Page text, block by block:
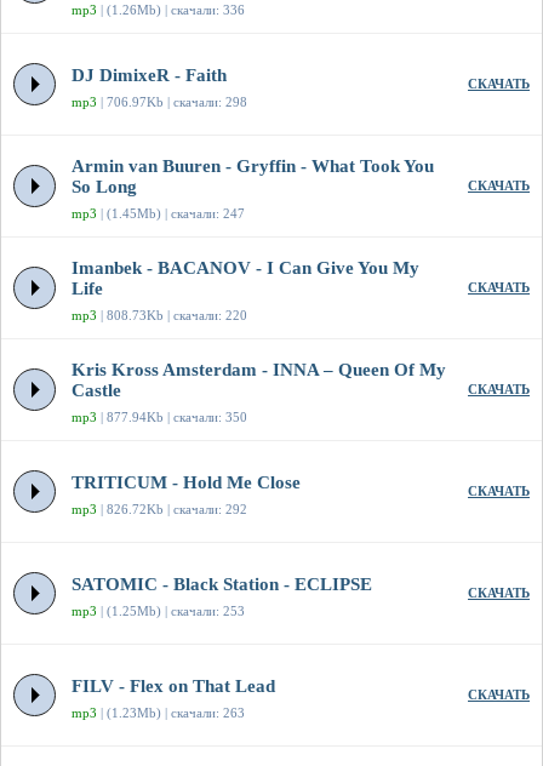
mp3 | (1.26Mb) | скачали: 336
DJ DimixeR - Faith
mp3 | 706.97Kb | скачали: 298
СКАЧАТЬ
Armin van Buuren - Gryffin - What Took You
So Long
mp3 | (1.45Mb) | скачали: 247
СКАЧАТЬ
Imanbek - BACANOV - I Can Give You My
Life
mp3 | 808.73Kb | скачали: 220
СКАЧАТЬ
Kris Kross Amsterdam - INNA – Queen Of My
Castle
mp3 | 877.94Kb | скачали: 350
СКАЧАТЬ
TRITICUM - Hold Me Close
mp3 | 826.72Kb | скачали: 292
СКАЧАТЬ
SATOMIC - Black Station - ECLIPSE
mp3 | (1.25Mb) | скачали: 253
СКАЧАТЬ
FILV - Flex on That Lead
mp3 | (1.23Mb) | скачали: 263
СКАЧАТЬ